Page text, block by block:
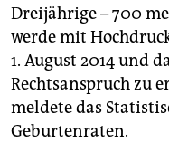
Dreijährige – 700
werde mit
1. August 2014 und
Rechtsanspruch zu
meldete das
Geburtenraten.